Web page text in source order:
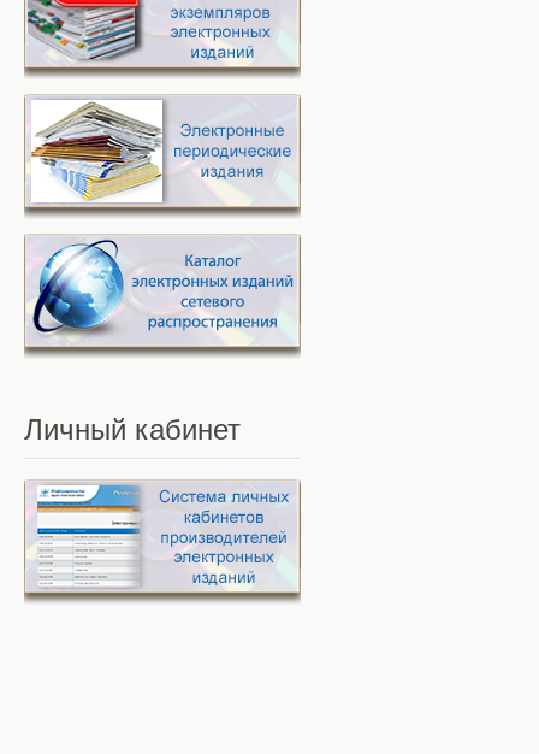
Личный кабинет